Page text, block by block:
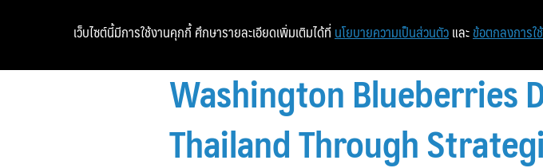
Washington Blueberries
Thailand Through
เว็บไซต์นี้มีการใช้งานคุกกี้ ศึกษารายละเอียดเพิ่มเติมได้ที่ นโยบายความเป็นส่วนตัว และ ข้อตกลงการใ